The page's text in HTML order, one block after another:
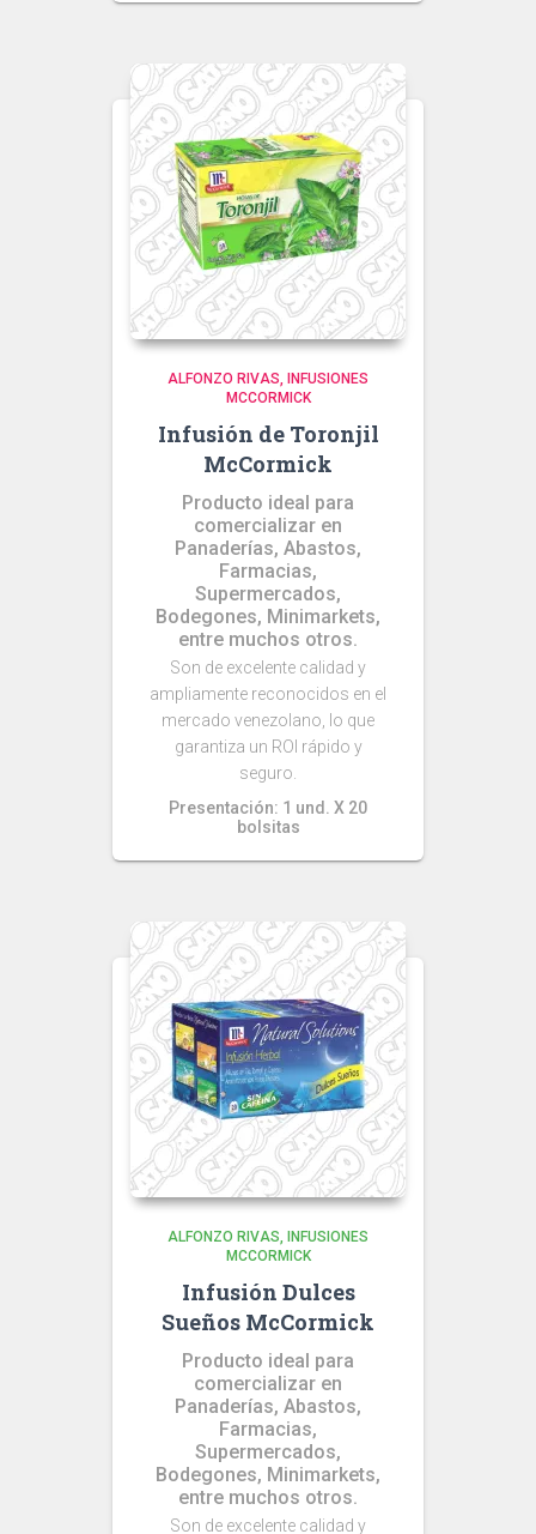
ALFONZO RIVAS
INFUSIONES
MCCORMICK
Infusión de Toronjil
McCormick
Producto ideal para
comercializar en
Panaderías, Abastos,
Farmacias,
Supermercados,
Bodegones, Minimarkets,
entre muchos otros.
Son de excelente calidad y
ampliamente reconocidos en el
mercado venezolano, lo que
garantiza un ROI rápido y
seguro.
Presentación: 1 und. X 20
bolsitas
ALFONZO RIVAS
INFUSIONES
MCCORMICK
Infusión Dulces
Sueños McCormick
Producto ideal para
comercializar en
Panaderías, Abastos,
Farmacias,
Supermercados,
Bodegones, Minimarkets,
entre muchos otros.
Son de excelente calidad y